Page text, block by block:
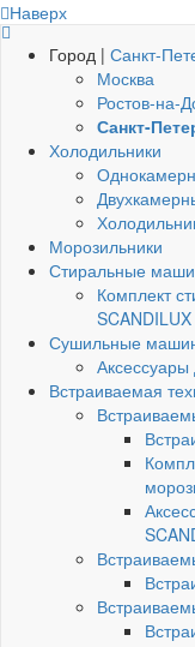
Наверх
Город | Санкт-
Москва
Ростов-на-
Санкт-
Холодильники
Морозильники
Стиральные
Комплект
SCANDILUX
Сушильные
Встраиваемая